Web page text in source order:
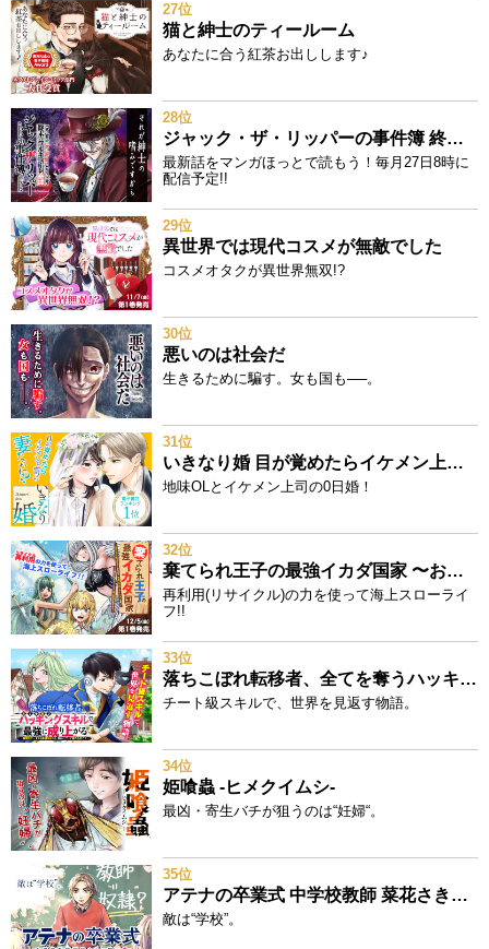
27位
猫と紳士のティールーム
あなたに合う紅茶お出しします♪
28位
ジャック・ザ・リッパーの事件簿 終末のワルキューレ奇譚
最新話をマンガほっとで読もう！毎月27日8時に
配信予定!!
29位
異世界では現代コスメが無敵でした
コスメオタクが異世界無双!?
30位
悪いのは社会だ
生きるために騙す。女も国も──。
31位
いきなり婚 目が覚めたらイケメン上司の妻だった!?
地味OLとイケメン上司の0日婚！
32位
棄てられ王子の最強イカダ国家 〜お前はゴミだと追放されたので、無駄スキル【リサイクル】を使ってゴミ扱いされたモノたちで海上都市を築きます〜
再利用(リサイクル)の力を使って海上スローライ
フ!!
33位
落ちこぼれ転移者、全てを奪うハッキングスキルで最強に成り上がる ～最強ステータスも最強スキルも、触れただけで俺のものです～
チート級スキルで、世界を見返す物語。
34位
姫喰蟲 -ヒメクイムシ-
最凶・寄生バチが狙うのは“妊婦“。
35位
アテナの卒業式 中学校教師 菜花さきの戦い
敵は“学校”。